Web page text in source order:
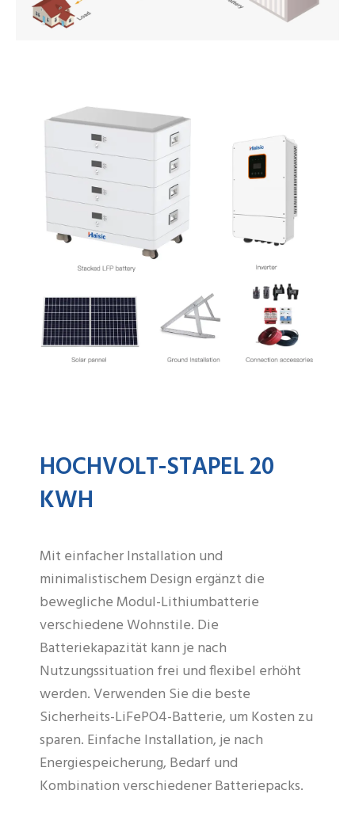
HOCHVOLT-STAPEL 20
KWH
Mit einfacher Installation und
minimalistischem Design ergänzt die
bewegliche Modul-Lithiumbatterie
verschiedene Wohnstile. Die
Batteriekapazität kann je nach
Nutzungssituation frei und flexibel erhöht
werden. Verwenden Sie die beste
Sicherheits-LiFePO4-Batterie, um Kosten zu
sparen. Einfache Installation, je nach
Energiespeicherung, Bedarf und
Kombination verschiedener Batteriepacks.